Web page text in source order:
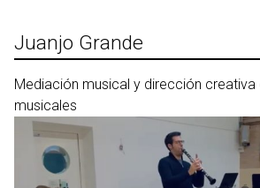
contenido
Juanjo Grande
Mediación musical y dirección
musicales